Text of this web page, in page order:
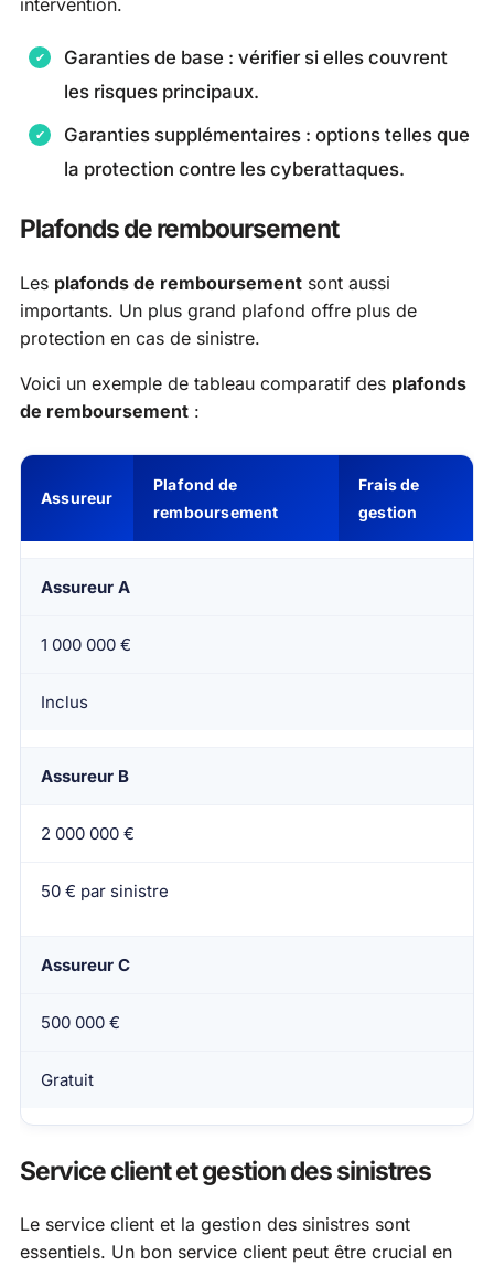
intervention.
Garanties de base : vérifier si elles couvrent
les risques principaux.
Garanties supplémentaires : options telles que
la protection contre les cyberattaques.
Plafonds de remboursement
Les plafonds de remboursement sont aussi
importants. Un plus grand plafond offre plus de
protection en cas de sinistre.
Voici un exemple de tableau comparatif des plafonds
de remboursement :
Assureur
Plafond de
remboursement
Frais de
gestion
Assureur A
1 000 000 €
Inclus
Assureur B
2 000 000 €
50 € par sinistre
Assureur C
500 000 €
Gratuit
Service client et gestion des sinistres
Le service client et la gestion des sinistres sont
essentiels. Un bon service client peut être crucial en